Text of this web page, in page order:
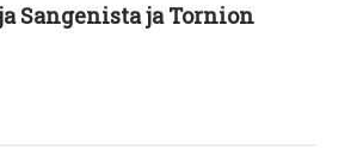
Sangenista ja Tornion